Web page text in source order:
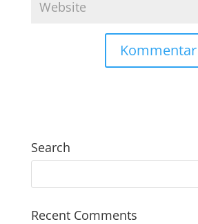
Search
Recent Comments